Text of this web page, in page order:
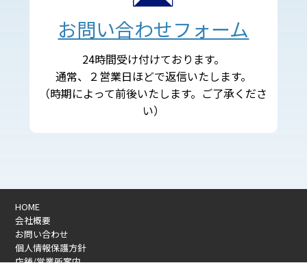
お問い合わせフォーム
24時間受け付けております。
通常、２営業日ほどで返信いたします。
（時期によって前後いたします。ご了承くださ
い）
HOME
会社概要
お問い合わせ
個人情報保護方針